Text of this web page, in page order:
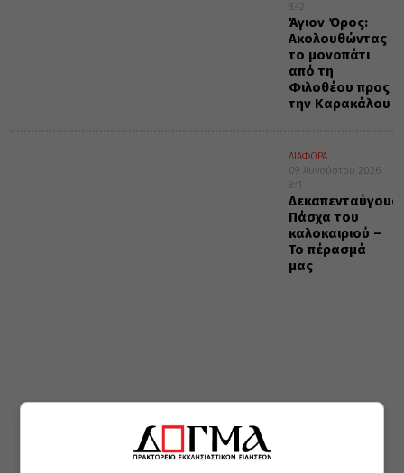
8:42
Άγιον Όρος:
Ακολουθώντας
το μονοπάτι
από τη
Φιλοθέου προς
την Καρακάλου
ΔΙΑΦΟΡΑ
09 Αυγούστου 2026
8:41
Πάσχα του
καλοκαιριού –
Το πέρασμά
μας